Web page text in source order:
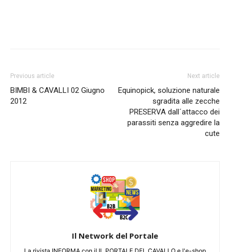
Previous article
BIMBI & CAVALLI 02 Giugno
2012
Next article
Equinopick, soluzione naturale
sgradita alle zecche
PRESERVA dall´attacco dei
parassiti senza aggredire la
cute
Il Network del Portale